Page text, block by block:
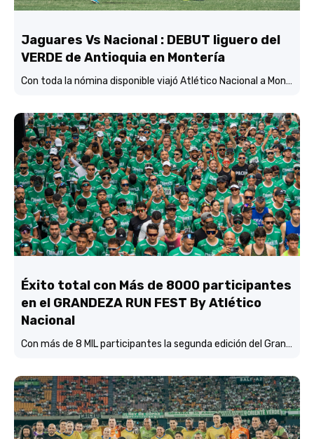
Jaguares Vs Nacional : DEBUT liguero del
VERDE de Antioquia en Montería
Con toda la nómina disponible viajó Atlético Nacional a Montería y está concentrado y listo para enfrentar mañana (3:45 p.m.) a Jaguares de Córdoba en el estadio Jaraguay.
Éxito total con Más de 8000 participantes
en el GRANDEZA RUN FEST By Atlético
Nacional
Con más de 8 MIL participantes la segunda edición del Grandeza Run Fest fue más que un éxito total.